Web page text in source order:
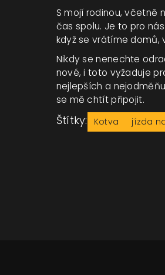
S mojí rodinou, včetně
čas spolu. Je to pro
když se vrátíme domů,
Nikdy se nenechte
nové, i toto vyžaduje
nejlepších a
se mě chtít připojit.
Štítky: Kotva jízda